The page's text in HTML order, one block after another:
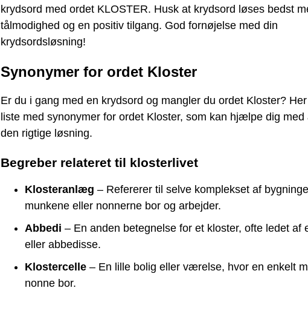
krydsord med ordet KLOSTER. Husk at krydsord løses bedst
tålmodighed og en positiv tilgang. God fornøjelse med din
krydsordsløsning!
Synonymer for ordet Kloster
Er du i gang med en krydsord og mangler du ordet Kloster?
liste med synonymer for ordet Kloster, som kan hjælpe dig med
den rigtige løsning.
Begreber relateret til klosterlivet
Klosteranlæg – Refererer til selve komplekset af
munkene eller nonnerne bor og arbejder.
Abbedi – En anden betegnelse for et kloster, ofte ledet af
eller abbedisse.
Klostercelle – En lille bolig eller værelse, hvor en enkelt
nonne bor.